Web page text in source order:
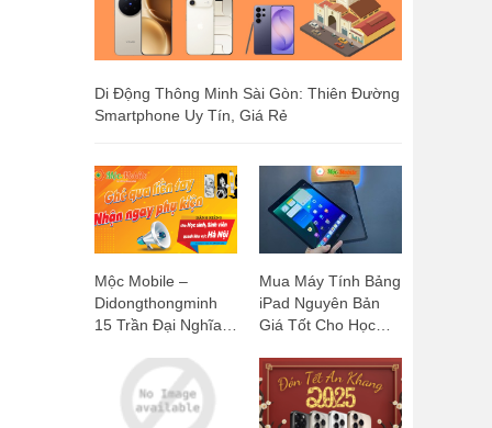
Di Động Thông Minh Sài Gòn: Thiên Đường
Smartphone Uy Tín, Giá Rẻ
Mộc Mobile –
Didongthongminh
15 Trần Đại Nghĩa:
Nhận Ngay Phụ
Kiện Miễn Phí!
Mua Máy Tính Bảng
iPad Nguyên Bản
Giá Tốt Cho Học
Mộc Mobile -
Didongthongminh
15 Trần Đại Nghĩa